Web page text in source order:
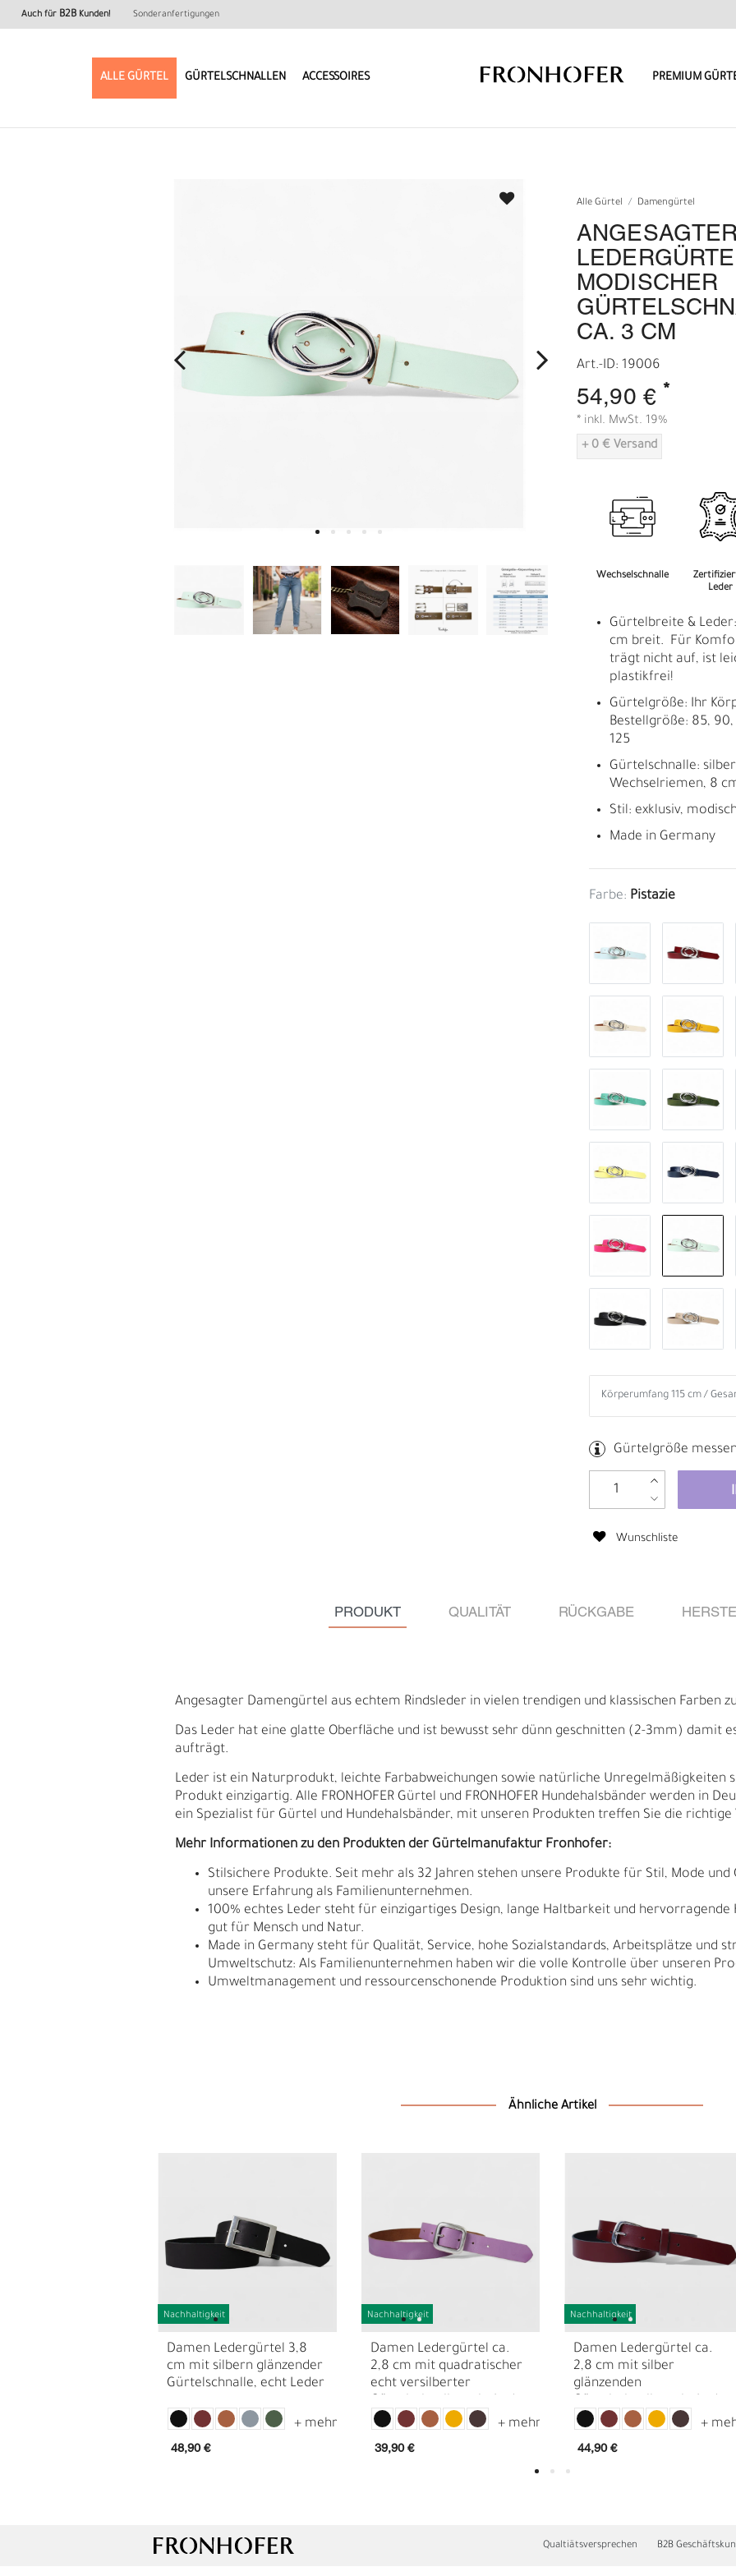
Auch für B2B Kunden! Sonderanfertigungen
ALLE GÜRTEL
D
GÜRTELSCHNALLEN ACCESSOIRES PREMIUM
E
R
Alle Gürtel Damengürtel
MODISCHER
CA. 3 CM
Art.-ID: 19006
54,90 € *
* inkl. MwSt. 19%
+ 0 € Versand
Wechselschnalle
Leder
Gürtelbreite &
cm breit. Für
trägt nicht auf, ist
plastikfrei!
Gürtelgröße: Ihr
Bestellgröße: 85, 90,
125
Gürtelschnalle:
Wechselriemen, 8
Stil: exklusiv,
Made in Germany
Farbe: Pistazie
Gürtelgröße
Wunschliste
PRODUKT QUALITÄT RÜCKGABE
Angesagter Damengürtel aus echtem Rindsleder in vielen trendigen und klassischen Farben
Das Leder hat eine glatte Oberfläche und ist bewusst sehr dünn geschnitten (2-3mm) damit
aufträgt.
Leder ist ein Naturprodukt, leichte Farbabweichungen sowie natürliche Unregelmäßigkeiten
Produkt einzigartig. Alle FRONHOFER Gürtel und FRONHOFER Hundehalsbänder werden in
ein Spezialist für Gürtel und Hundehalsbänder, mit unseren Produkten treffen Sie die richtige
Mehr Informationen zu den Produkten der Gürtelmanufaktur Fronhofer:
Stilsichere Produkte. Seit mehr als 32 Jahren stehen unsere Produkte für Stil, Mode
unsere Erfahrung als Familienunternehmen.
100% echtes Leder steht für einzigartiges Design, lange Haltbarkeit und
gut für Mensch und Natur.
Made in Germany steht für Qualität, Service, hohe Sozialstandards, Arbeitsplätze und
Umweltschutz: Als Familienunternehmen haben wir die volle Kontrolle über unseren
Umweltmanagement und ressourcenschonende Produktion sind uns sehr wichtig.
Ähnliche Artikel
Nachhaltigkeit
Damen Ledergürtel 3,8
cm mit silbern glänzender
Gürtelschnalle, echt Leder
48,90 €
Nachhaltigkeit
Damen Ledergürtel ca.
2,8 cm mit quadratischer
echt versilberter
39,90 €
Nachhaltigkeit
Damen Ledergürtel ca.
2,8 cm mit silber
glänzenden
44,90 €
Qualtiätsversprechen B2B